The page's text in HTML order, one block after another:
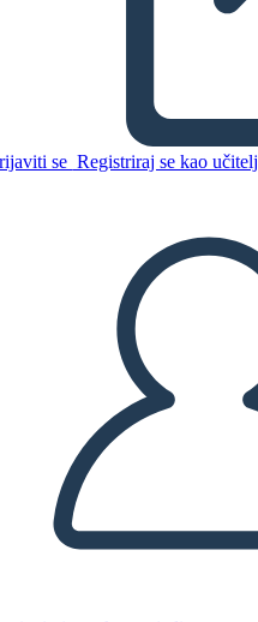
se Registriraj se kao učitelj